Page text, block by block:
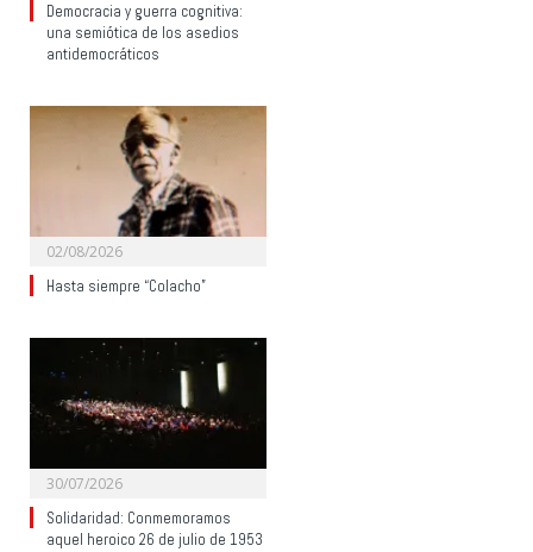
Democracia y guerra cognitiva:
una semiótica de los asedios
antidemocráticos
02/08/2026
Hasta siempre “Colacho”
30/07/2026
Solidaridad: Conmemoramos
aquel heroico 26 de julio de 1953